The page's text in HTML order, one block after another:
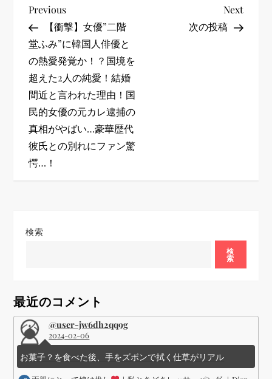
投
稿
ナ
ビ
ゲ
ー
ン
Previous
Post
Previous
【衝撃】女優”二階
堂ふみ”に韓国人俳優と
の熱愛発覚か！？国境を
超えた2人の純愛！結婚
間近と言われた理由！国
民的女優の元カレ逮捕の
真相がやばい…豪華歴代
彼氏との別れにファン驚
愕…！
Next
Post
Next
次の投稿
検索
検
索
最近のコメント
@user-jw6dh2qq9g
2024-02-06
お菓子？を食べた後、手をズボンで拭く仕草がリアル